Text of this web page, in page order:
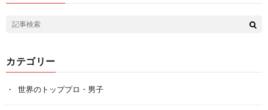
カテゴリー
世界のトッププロ・男子